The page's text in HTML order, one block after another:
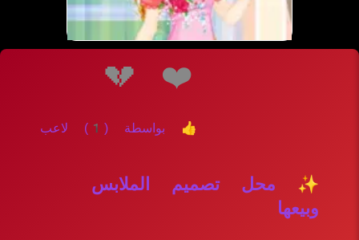
❤️
💔
👍 بواسطة (1) لاعب
✨ محل تصميم الملابس
وبيعها